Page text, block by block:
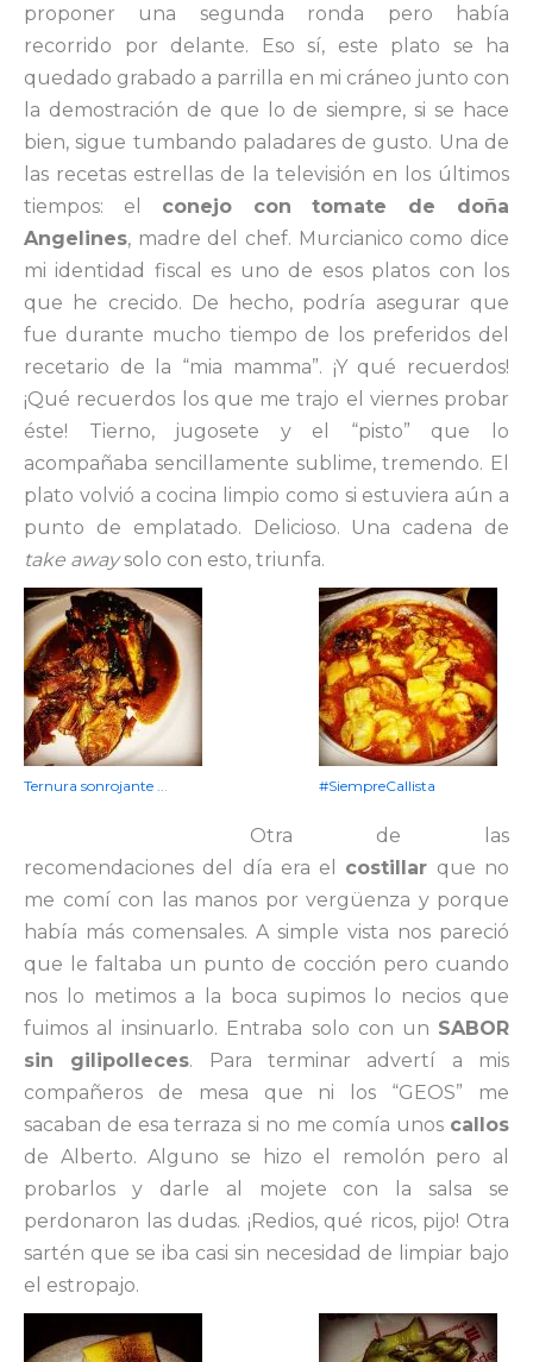
proponer una segunda ronda pero había
recorrido por delante. Eso sí, este plato se ha
quedado grabado a parrilla en mi cráneo junto con
la demostración de que lo de siempre, si se hace
bien, sigue tumbando paladares de gusto. Una de
las recetas estrellas de la televisión en los últimos
tiempos: el conejo con tomate de doña
Angelines, madre del chef. Murcianico como dice
mi identidad fiscal es uno de esos platos con los
que he crecido. De hecho, podría asegurar que
fue durante mucho tiempo de los preferidos del
recetario de la “mia mamma”. ¡Y qué recuerdos!
¡Qué recuerdos los que me trajo el viernes probar
éste! Tierno, jugosete y el “pisto” que lo
acompañaba sencillamente sublime, tremendo. El
plato volvió a cocina limpio como si estuviera aún a
punto de emplatado. Delicioso. Una cadena de
take awaysolo con esto, triunfa.
Ternura sonrojante .. #SiempreCallista
Otra de las
recomendaciones del día era el costillar que no
me comí con las manos por vergüenza y porque
había más comensales. A simple vista nos pareció
que le faltaba un punto de cocción pero cuando
nos lo metimos a la boca supimos lo necios que
fuimos al insinuarlo. Entraba solo con un SABOR
sin gilipolleces. Para terminar advertí a mis
compañeros de mesa que ni los “GEOS” me
sacaban de esa terraza si no me comía unos callos
de Alberto. Alguno se hizo el remolón pero al
probarlos y darle al mojete con la salsa se
perdonaron las dudas. ¡Redios, qué ricos, pijo! Otra
sartén que se iba casi sin necesidad de limpiar bajo
el estropajo.